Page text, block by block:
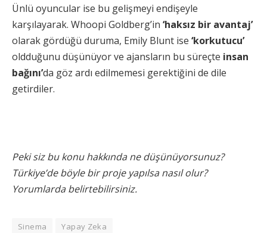
Ünlü oyuncular ise bu gelişmeyi endişeyle
karşılayarak. Whoopi Goldberg’in ‘haksız bir avantaj’
olarak gördüğü duruma, Emily Blunt ise ‘korkutucu’
oldduğunu düşünüyor ve ajansların bu süreçte insan
bağını’da göz ardı edilmemesi gerektiğini de dile
getirdiler.
Peki siz bu konu hakkında ne düşünüyorsunuz?
Türkiye’de böyle bir proje yapılsa nasıl olur?
Yorumlarda belirtebilirsiniz.
Sinema Yapay Zeka